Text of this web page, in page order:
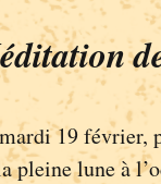
19 février,
pleine lune à